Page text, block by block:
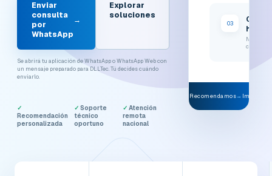
Enviar
consulta
por
WhatsApp
→
Explorar
soluciones
Se abrirá tu aplicación de WhatsApp o WhatsApp Web con
un mensaje preparado para DLLTec. Tú decides cuándo
enviarlo.
✓
Recomendación
personalizada
✓ Soporte
técnico
oportuno
✓ Atención
remota
nacional
03
Nómina y
Recomendamos→